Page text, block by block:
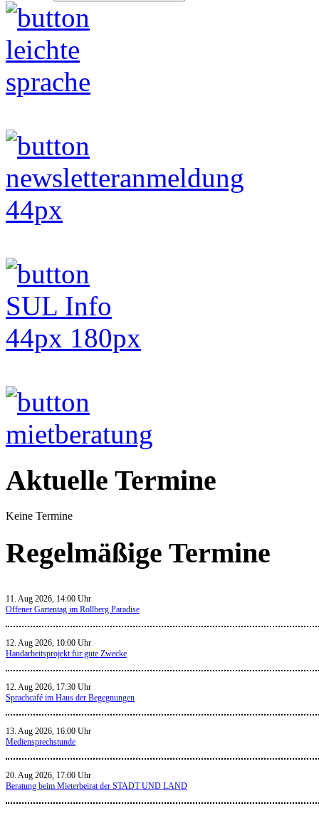
Aktuelle Termine
Keine Termine
Regelmäßige Termine
11. Aug 2026, 14:00 Uhr
Offener Gartentag im Rollberg Paradise
12. Aug 2026, 10:00 Uhr
Handarbeitsprojekt für gute Zwecke
12. Aug 2026, 17:30 Uhr
Sprachcafé im Haus der Begegnungen
13. Aug 2026, 16:00 Uhr
Mediensprechstunde
20. Aug 2026, 17:00 Uhr
Beratung beim Mieterbeirat der STADT UND LAND